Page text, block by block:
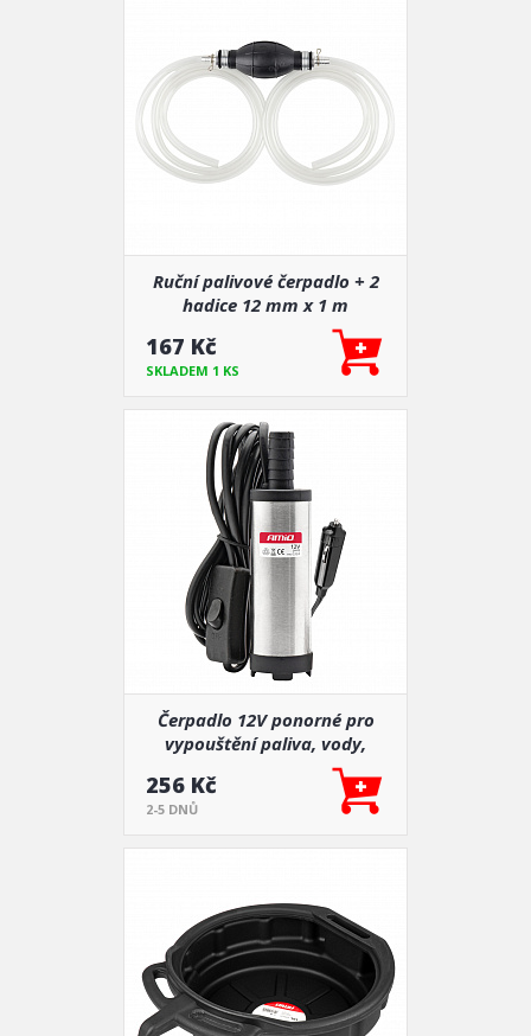
Ruční palivové čerpadlo + 2
hadice 12 mm x 1 m
167 Kč
SKLADEM 1 KS
Čerpadlo 12V ponorné pro
vypouštění paliva, vody,
256 Kč
2-5 DNŮ